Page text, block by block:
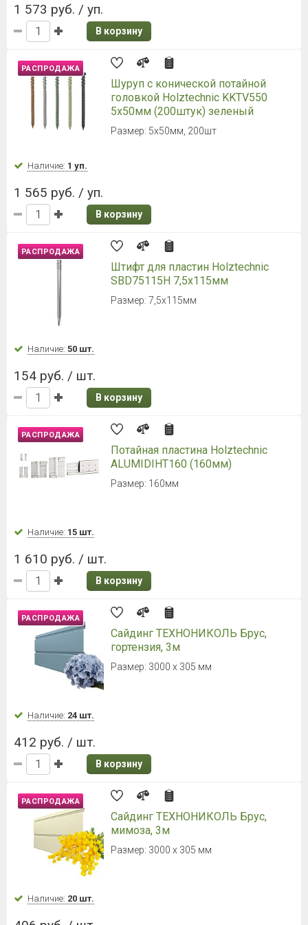
1 573 руб. / уп.
В корзину
РАСПРОДАЖА
Шуруп с конической потайной
головкой Holztechnic KKTV550
5х50мм (200штук) зеленый
Размер: 5х50мм, 200шт
Наличие: 1 уп.
1 565 руб. / уп.
В корзину
РАСПРОДАЖА
Штифт для пластин Holztechnic
SBD75115H 7,5х115мм
Размер: 7,5х115мм
Наличие: 50 шт.
154 руб. / шт.
В корзину
РАСПРОДАЖА
Потайная пластина Holztechnic
ALUMIDIHT160 (160мм)
Размер: 160мм
Наличие: 15 шт.
1 610 руб. / шт.
В корзину
РАСПРОДАЖА
Сайдинг ТЕХНОНИКОЛЬ Брус,
гортензия, 3м
Размер: 3000 x 305 мм
Наличие: 24 шт.
412 руб. / шт.
В корзину
РАСПРОДАЖА
Сайдинг ТЕХНОНИКОЛЬ Брус,
мимоза, 3м
Размер: 3000 x 305 мм
Наличие: 20 шт.